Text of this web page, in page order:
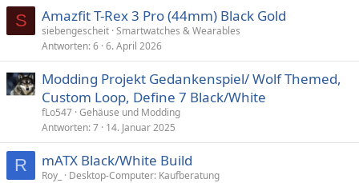
S Amazfit T-Rex 3 Pro (44mm) Black Gold
siebengescheit Smartwatches & Wearables
Antworten 6 6. April 2026
Modding Projekt Gedankenspiel/ Wolf Themed,
Custom Loop, Define 7 Black/White
fLo547 Gehäuse und Modding
Antworten 7 14. Januar 2025
R mATX Black/White Build
Roy_
Desktop-Computer: Kaufberatung